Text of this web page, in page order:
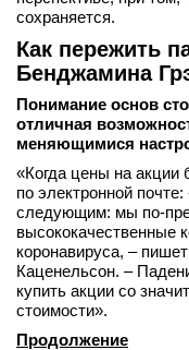
сохраняется.
Как пережить
Бенджамина
Понимание основ
отличная
меняющимися
«Когда цены на акции
по электронной
следующим: мы по-
высококачественные
коронавируса, –
Каценельсон. –
купить акции со
стоимости».
Продолжение